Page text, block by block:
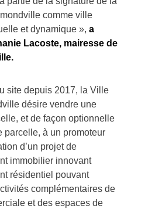
comme ville
et dynamique »,a
Lacoste, mairesse de
désire vendre une
et de façon optionnelle
parcelle, à un promoteur
d’un projet de
immobilier innovant
résidentiel pouvant
complémentaires de
et des espaces de